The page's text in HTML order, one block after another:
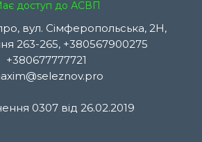
доступ до АСВП
вул. Сімферопольська, 2Н,
263-265, +380567900275
+380677777721
0307 від 26.02.2019